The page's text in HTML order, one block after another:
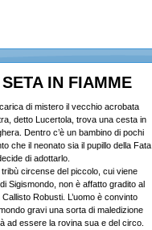
IN FIAMME
di mistero il vecchio acrobata
detto Lucertola, trova una cesta in
Dentro c’è un bambino di pochi
che il neonato sia il pupillo della Fata
di adottarlo.
tribù circense del piccolo, cui viene
Sigismondo, non è affatto gradito al
Robusti. L’uomo è convinto
gravi una sorta di maledizione
ad essere la rovina sua e del circo.